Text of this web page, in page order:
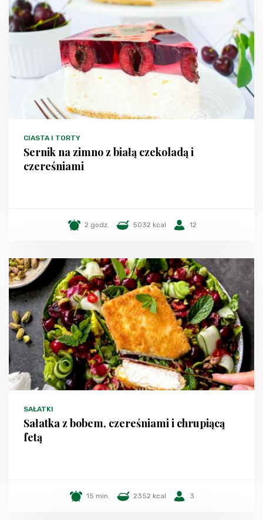
CIASTA I TORTY
Sernik na zimno z białą czekoladą i
czereśniami
2 godz. 5032 kcal 12
SAŁATKI
Sałatka z bobem, czereśniami i chrupiącą
fetą
15 min. 2352 kcal 3